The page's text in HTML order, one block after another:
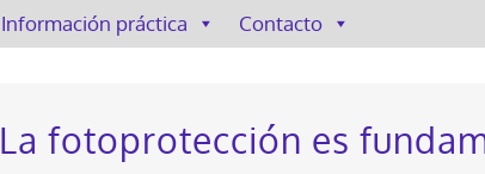
Información práctica Contacto
La fotoprotección es